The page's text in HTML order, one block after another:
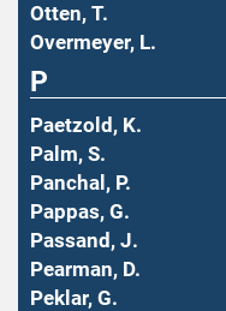
Otten, T.
Overmeyer, L.
P
Paetzold, K.
Palm, S.
Panchal, P.
Pappas, G.
Passand, J.
Pearman, D.
Peklar, G.